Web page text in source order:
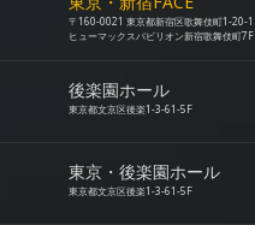
〒160-0021 東京都新宿区歌舞伎町1-20-1
ヒューマックスパビリオン新宿歌舞伎町7F
後楽園ホール
東京都文京区後楽1-3-61-5F
東京・後楽園ホール
東京都文京区後楽1-3-61-5F